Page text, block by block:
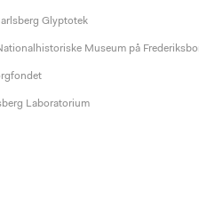
Glyptotek
Museum på
Laboratorium